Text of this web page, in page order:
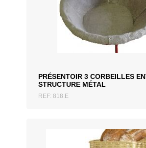
PRÉSENTOIR 3 CORBEILLES
STRUCTURE MÉTAL
REF: 818.E
AJOUTER AU DEVIS